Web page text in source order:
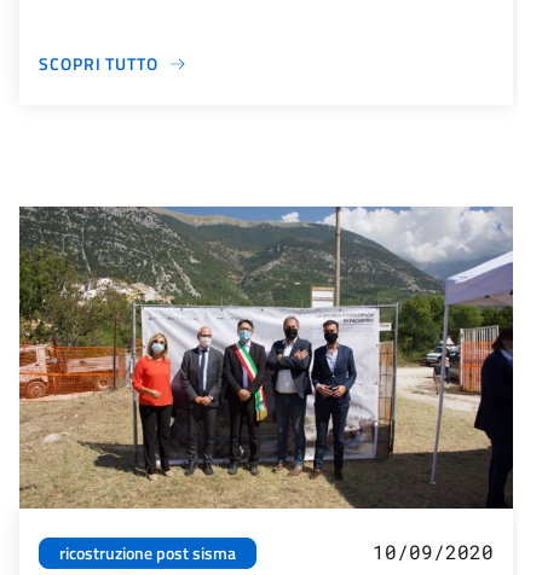
SCOPRI TUTTO
ricostruzione post sisma
10/09/2020